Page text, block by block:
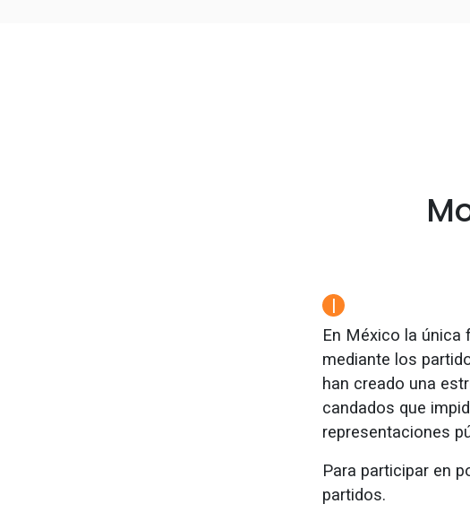
|
En México la única
mediante los
han creado una
candados que
representaciones
Para participar en
partidos.